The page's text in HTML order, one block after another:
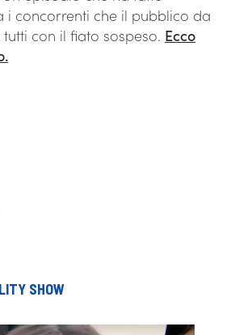
i concorrenti che il pubblico da
con il fiato sospeso. Ecco
SHOW